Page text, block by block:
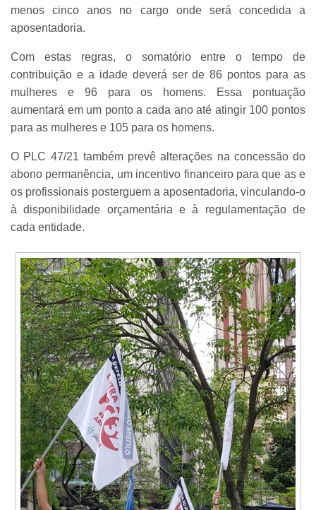
menos cinco anos no cargo onde será concedida a
aposentadoria.
Com estas regras, o somatório entre o tempo de
contribuição e a idade deverá ser de 86 pontos para as
mulheres e 96 para os homens. Essa pontuação
aumentará em um ponto a cada ano até atingir 100 pontos
para as mulheres e 105 para os homens.
O PLC 47/21 também prevê alterações na concessão do
abono permanência, um incentivo financeiro para que as e
os profissionais posterguem a aposentadoria, vinculando-o
à disponibilidade orçamentária e à regulamentação de
cada entidade.